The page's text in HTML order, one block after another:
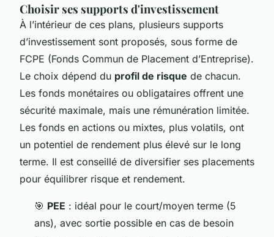
Choisir ses supports d'investissement
À l’intérieur de ces plans, plusieurs supports
d’investissement sont proposés, sous forme de
FCPE (Fonds Commun de Placement d’Entreprise).
Le choix dépend du profil de risque de chacun.
Les fonds monétaires ou obligataires offrent une
sécurité maximale, mais une rémunération limitée.
Les fonds en actions ou mixtes, plus volatils, ont
un potentiel de rendement plus élevé sur le long
terme. Il est conseillé de diversifier ses placements
pour équilibrer risque et rendement.
🎯 PEE : idéal pour le court/moyen terme (5
ans), avec sortie possible en cas de besoin